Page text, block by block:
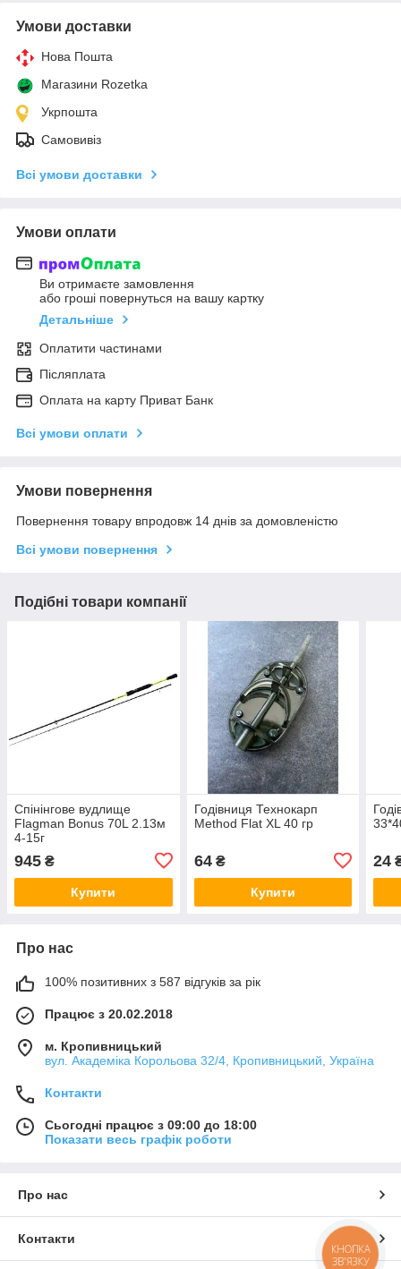
Умови доставки
Нова Пошта
Магазини Rozetka
Укрпошта
Самовивіз
Всі умови доставки
Умови оплати
Ви отримаєте замовлення
або гроші повернуться на вашу картку
Детальніше
Оплатити частинами
Післяплата
Оплата на карту Приват Банк
Всі умови оплати
Умови повернення
Повернення товару впродовж 14 днів за домовленістю
Всі умови повернення
Подібні товари компанії
Cпінінговe вудлище
Flagman Bonus 70L 2.13м
4-15г
945 ₴
Купити
Годівниця Технокарп
Method Flat XL 40 гр
64₴
Купити
24
Про нас
100% позитивних з 587 відгуків за рік
Працює з 20.02.2018
м. Кропивницький
вул. Академіка Корольова 32/4, Кропивницький, Україна
Контакти
Сьогодні працює з 09:00 до 18:00
Показати весь графік роботи
Про нас
Контакти
КНОПКА
ЗВ'ЯЗКУ